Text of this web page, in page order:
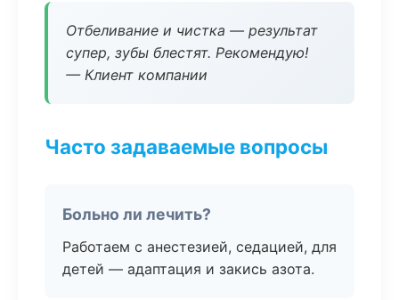
Отбеливание и чистка — результат
супер, зубы блестят. Рекомендую!
— Клиент компании
Часто задаваемые вопросы
Больно ли лечить?
Работаем с анестезией, седацией, для
детей — адаптация и закись азота.